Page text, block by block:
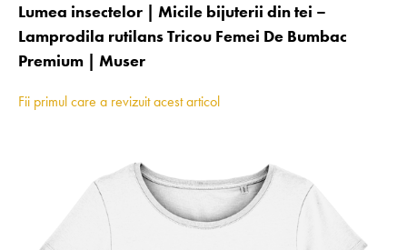
Lumea insectelor | Micile bijuterii din tei –
Lamprodila rutilans Tricou Femei De Bumbac
Premium | Muser
Fii primul care a revizuit acest articol